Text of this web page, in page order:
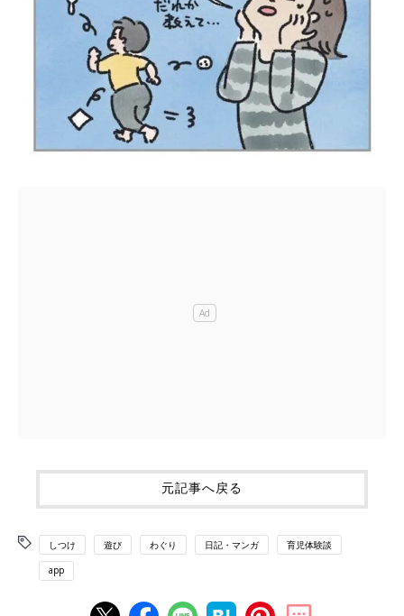
元記事へ戻る
しつけ 遊び わぐり 日記・マンガ 育児体験談
app